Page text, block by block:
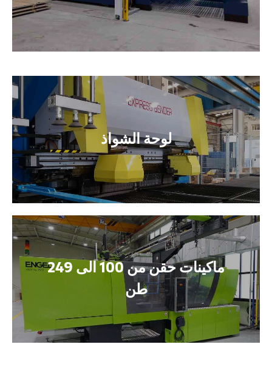
لوحة الشواذ
ماكينات حقن من 100 الى 249
طن